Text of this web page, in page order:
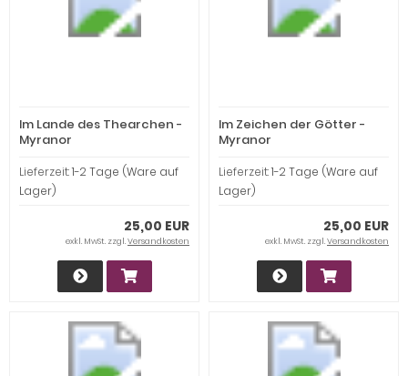
Im Lande des Thearchen -
Myranor
Lieferzeit:1-2 Tage (Ware auf
Lager)
25,00 EUR
exkl. MwSt. zzgl.Versandkosten
Im Zeichen der Götter -
Myranor
Lieferzeit:1-2 Tage (Ware auf
Lager)
25,00 EUR
exkl. MwSt. zzgl.Versandkosten